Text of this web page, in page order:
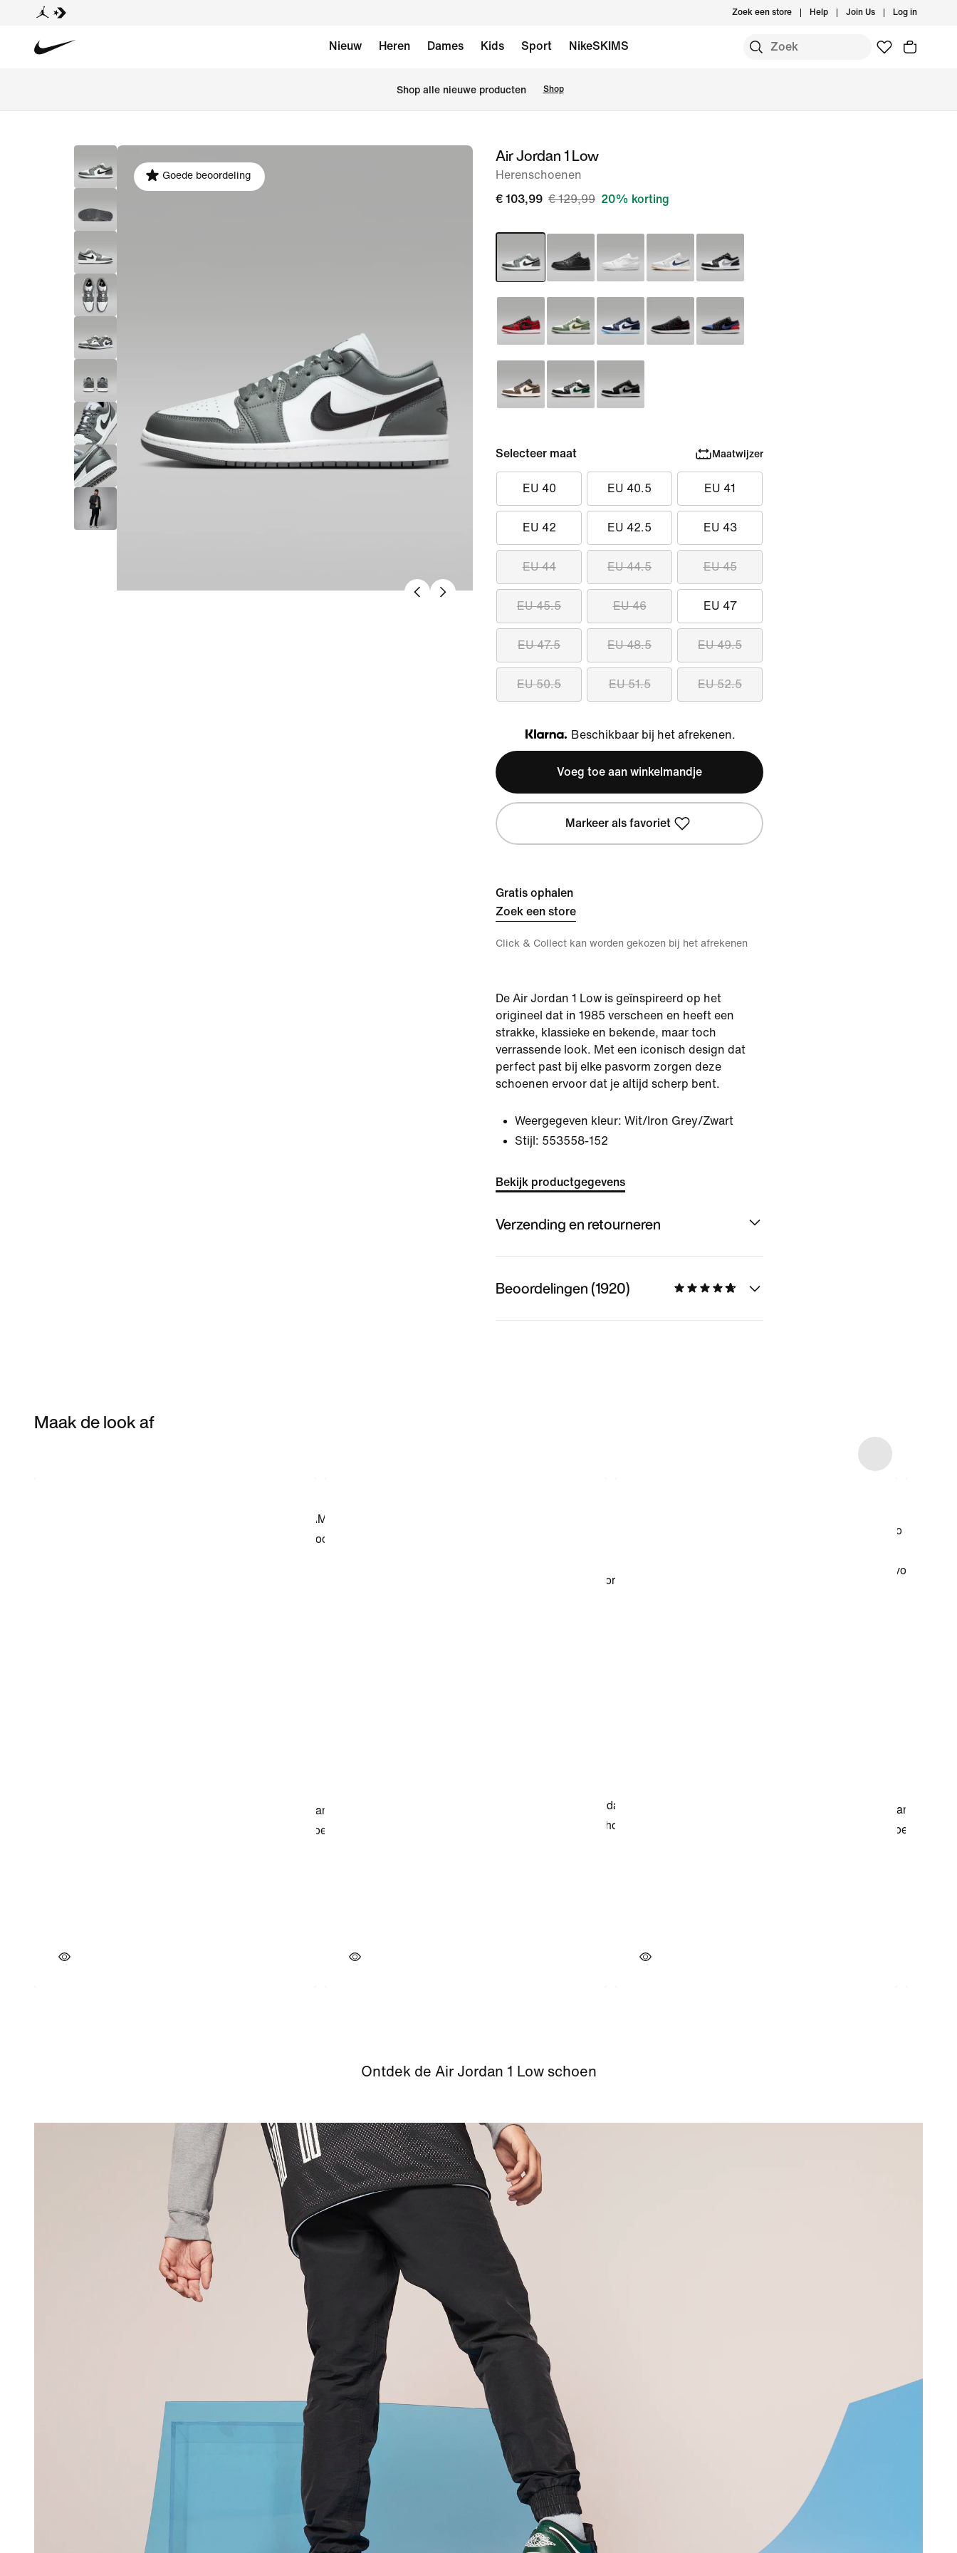
Zoek een store Help Join Us Log in
Nieuw Heren Dames Kids Sport NikeSKIMS
Shop alle nieuwe producten Shop
afbeelding
Goede beoordeling
Air Jordan 1 Low
Herenschoenen
€ 103,99 € 129,99 20% korting
Selecteer maat Maatwijzer
EU 40 EU 40.5 EU 41
EU 42 EU 42.5 EU 43
EU 44 EU 44.5 EU 45
EU 45.5 EU 46 EU 47
EU 47.5 EU 48.5 EU 49.5
EU 50.5 EU 51.5 EU 52.5
Klarna
Beschikbaar bij het afrekenen.
Voeg toe aan winkelmandje
Markeer als favoriet
Gratis ophalen
Zoek een store
Click & Collect kan worden gekozen bij het afrekenen
De Air Jordan 1 Low is geïnspireerd op het
origineel dat in 1985 verscheen en heeft een
strakke, klassieke en bekende, maar toch
verrassende look. Met een iconisch design dat
perfect past bij elke pasvorm zorgen deze
schoenen ervoor dat je altijd scherp bent.
Weergegeven kleur: Wit/Iron Grey/Zwart
Stijl: 553558-152
Bekijk productgegevens
Verzending en retourneren
Beoordelingen (1920)
Maak de look af
Ontdek de Air Jordan 1 Low schoen